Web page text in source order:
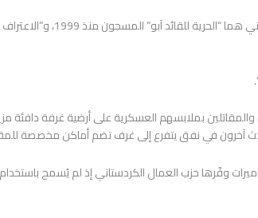
وذكّر بأن “المطلبَين” الرئيسيين لحزب العمّال
بملابسهم العسكرية على أرضية غرفة دافئة
آخرون في نفق يتفرع إلى غرف تضم أماكن مخصصة
وفّرها حزب العمال الكردستاني إذ لم يُسمح